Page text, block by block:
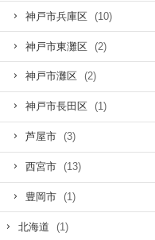
神戸市兵庫区 (10)
神戸市東灘区 (2)
神戸市灘区 (2)
神戸市長田区 (1)
芦屋市 (3)
西宮市 (13)
豊岡市 (1)
北海道 (1)